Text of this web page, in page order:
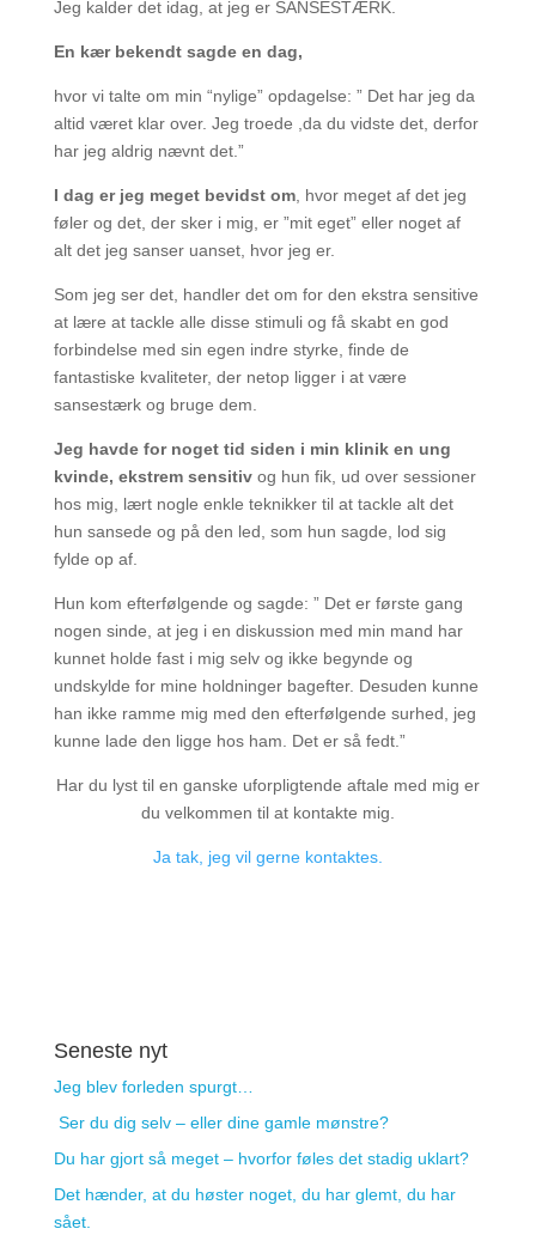
Jeg kalder det idag, at jeg er SANSESTÆRK.
En kær bekendt sagde en dag,
hvor vi talte om min “nylige” opdagelse: ” Det har jeg da
altid været klar over. Jeg troede ,da du vidste det, derfor
har jeg aldrig nævnt det.”
I dag er jeg meget bevidst om, hvor meget af det jeg
føler og det, der sker i mig, er ”mit eget” eller noget af
alt det jeg sanser uanset, hvor jeg er.
Som jeg ser det, handler det om for den ekstra sensitive
at lære at tackle alle disse stimuli og få skabt en god
forbindelse med sin egen indre styrke, finde de
fantastiske kvaliteter, der netop ligger i at være
sansestærk og bruge dem.
Jeg havde for noget tid siden i min klinik en ung
kvinde, ekstrem sensitivog hun fik, ud over sessioner
hos mig, lært nogle enkle teknikker til at tackle alt det
hun sansede og på den led, som hun sagde, lod sig
fylde op af.
Hun kom efterfølgende og sagde: ” Det er første gang
nogen sinde, at jeg i en diskussion med min mand har
kunnet holde fast i mig selv og ikke begynde og
undskylde for mine holdninger bagefter. Desuden kunne
han ikke ramme mig med den efterfølgende surhed, jeg
kunne lade den ligge hos ham. Det er så fedt.”
Har du lyst til en ganske uforpligtende aftale med mig er
du velkommen til at kontakte mig.
Ja tak, jeg vil gerne kontaktes.
Seneste nyt
Jeg blev forleden spurgt…
Ser du dig selv – eller dine gamle mønstre?
Du har gjort så meget – hvorfor føles det stadig uklart?
Det hænder, at du høster noget, du har glemt, du har
sået.